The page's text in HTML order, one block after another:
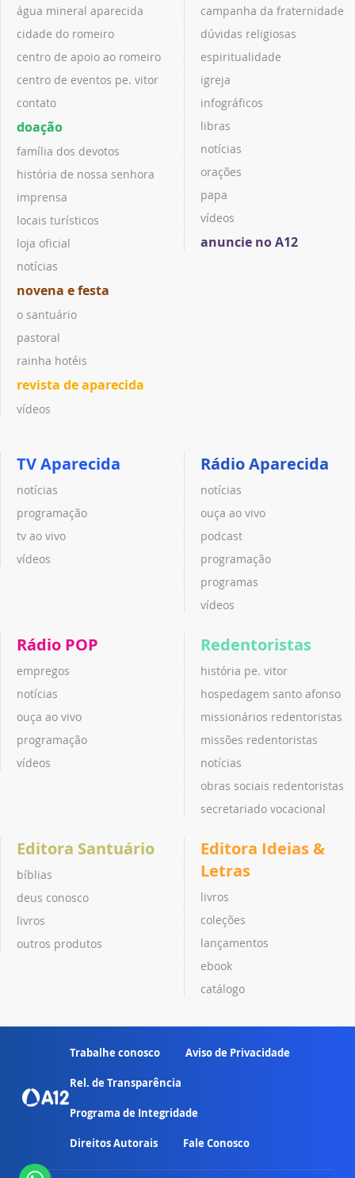
água mineral aparecida
cidade do romeiro
centro de apoio ao romeiro
centro de eventos pe. vitor
contato
doação
família dos devotos
história de nossa senhora
imprensa
locais turísticos
loja oficial
notícias
novena e festa
o santuário
pastoral
rainha hotéis
revista de aparecida
vídeos
campanha da fraternidade
dúvidas religiosas
espiritualidade
igreja
infográficos
libras
notícias
orações
papa
vídeos
anuncie no A12
TV Aparecida
notícias
programação
tv ao vivo
vídeos
Rádio Aparecida
notícias
ouça ao vivo
podcast
programação
programas
vídeos
Rádio POP
empregos
notícias
ouça ao vivo
programação
vídeos
Redentoristas
história pe. vitor
hospedagem santo afonso
missionários redentoristas
missões redentoristas
notícias
obras sociais redentoristas
secretariado vocacional
Editora Santuário
bíblias
deus conosco
livros
outros produtos
Editora Ideias &
Letras
livros
coleções
lançamentos
ebook
catálogo
Trabalhe conosco Aviso de Privacidade
Rel. de Transparência
Programa de Integridade
Direitos Autorais Fale Conosco